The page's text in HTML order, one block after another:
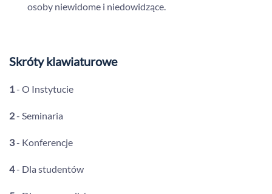
osoby niewidome i niedowidzące.
Skróty klawiaturowe
1- O Instytucie
2- Seminaria
3- Konferencje
4- Dla studentów